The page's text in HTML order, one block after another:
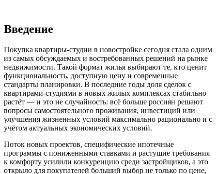
Введение
Покупка квартиры-студии в новостройке сегодня стала одним
из самых обсуждаемых и востребованных решений на рынке
недвижимости. Такой формат жилья выбирают те, кто ценит
функциональность, доступную цену и современные
стандарты планировки. В последние годы доля сделок с
квартирами-студиями в новых жилых комплексах стабильно
растёт — и это не случайность: всё больше россиян решают
вопросы самостоятельного проживания, инвестиций или
улучшения жизненных условий максимально рационально и с
учётом актуальных экономических условий.
Поток новых проектов, специфические ипотечные
программы с пониженными ставками и растущие требования
к комфорту усилили конкуренцию среди застройщиков, а это
открыло для покупателей больший выбор не только по цене,